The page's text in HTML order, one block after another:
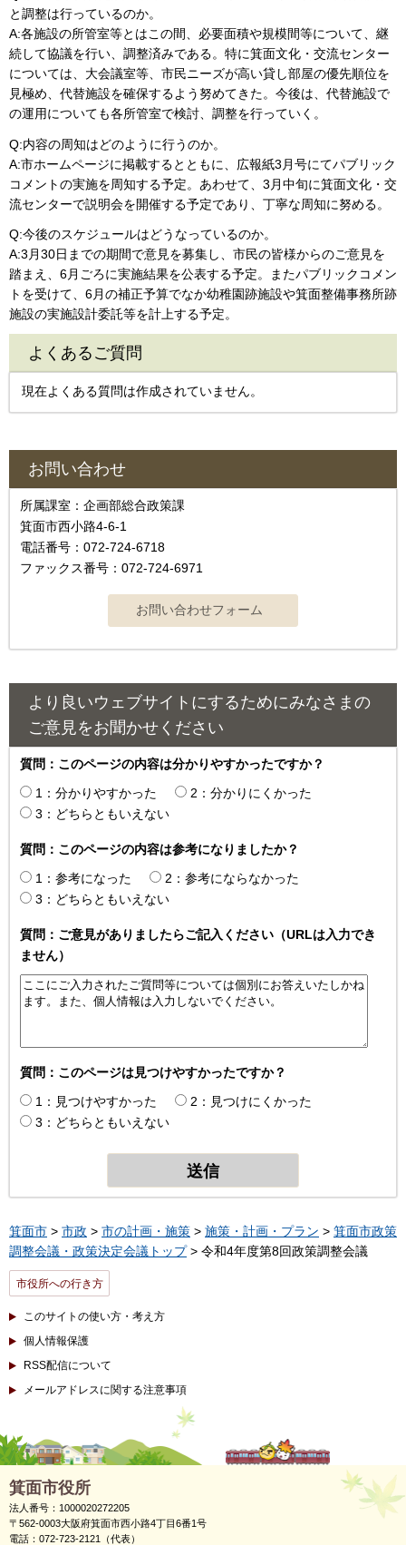
と調整は行っているのか。
A:各施設の所管室等とはこの間、必要面積や規模間等について、継
続して協議を行い、調整済みである。特に箕面文化・交流センター
については、大会議室等、市民ニーズが高い貸し部屋の優先順位を
見極め、代替施設を確保するよう努めてきた。今後は、代替施設で
の運用についても各所管室で検討、調整を行っていく。
Q:内容の周知はどのように行うのか。
A:市ホームページに掲載するとともに、広報紙3月号にてパブリック
コメントの実施を周知する予定。あわせて、3月中旬に箕面文化・交
流センターで説明会を開催する予定であり、丁寧な周知に努める。
Q:今後のスケジュールはどうなっているのか。
A:3月30日までの期間で意見を募集し、市民の皆様からのご意見を
踏まえ、6月ごろに実施結果を公表する予定。またパブリックコメン
トを受けて、6月の補正予算でなか幼稚園跡施設や箕面整備事務所跡
施設の実施設計委託等を計上する予定。
よくあるご質問
現在よくある質問は作成されていません。
お問い合わせ
所属課室：企画部総合政策課
箕面市西小路4‐6‐1
電話番号：072-724-6718
ファックス番号：072-724-6971
より良いウェブサイトにするためにみなさまの
ご意見をお聞かせください
質問：このページの内容は分かりやすかったですか？
1：分かりやすかった
2：分かりにくかった
3：どちらともいえない
質問：このページの内容は参考になりましたか？
1：参考になった
2：参考にならなかった
3：どちらともいえない
質問：ご意見がありましたらご記入ください（URLは入力でき
ません）
質問：このページは見つけやすかったですか？
1：見つけやすかった
2：見つけにくかった
3：どちらともいえない
箕面市 > 市政 > 市の計画・施策 > 施策・計画・プラン > 箕面市政策
調整会議・政策決定会議トップ> 令和4年度第8回政策調整会議
市役所への行き方
このサイトの使い方・考え方
個人情報保護
RSS配信について
メールアドレスに関する注意事項
箕面市役所
法人番号：1000020272205
〒562-0003大阪府箕面市西小路4丁目6番1号
電話：072-723-2121（代表）